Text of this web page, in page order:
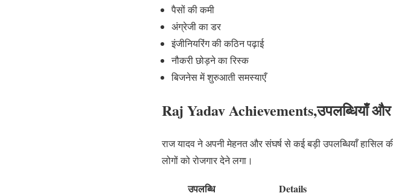
पैसों की कमी
अंग्रेजी का डर
इंजीनियरिंग की कठिन पढ़ाई
नौकरी छोड़ने का रिस्क
बिजनेस में शुरुआती समस्याएँ
Raj Yadav Achievements,उपलब्धियाँ
राज यादव ने अपनी मेहनत और संघर्ष से कई बड़ी उपलब्धियाँ
लोगों को रोजगार देने लगा।
उपलब्धि Details